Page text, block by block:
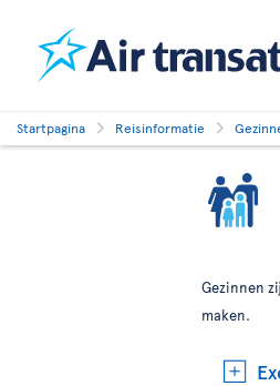
Startpagina Reisinformatie
Gezinnen
maken.